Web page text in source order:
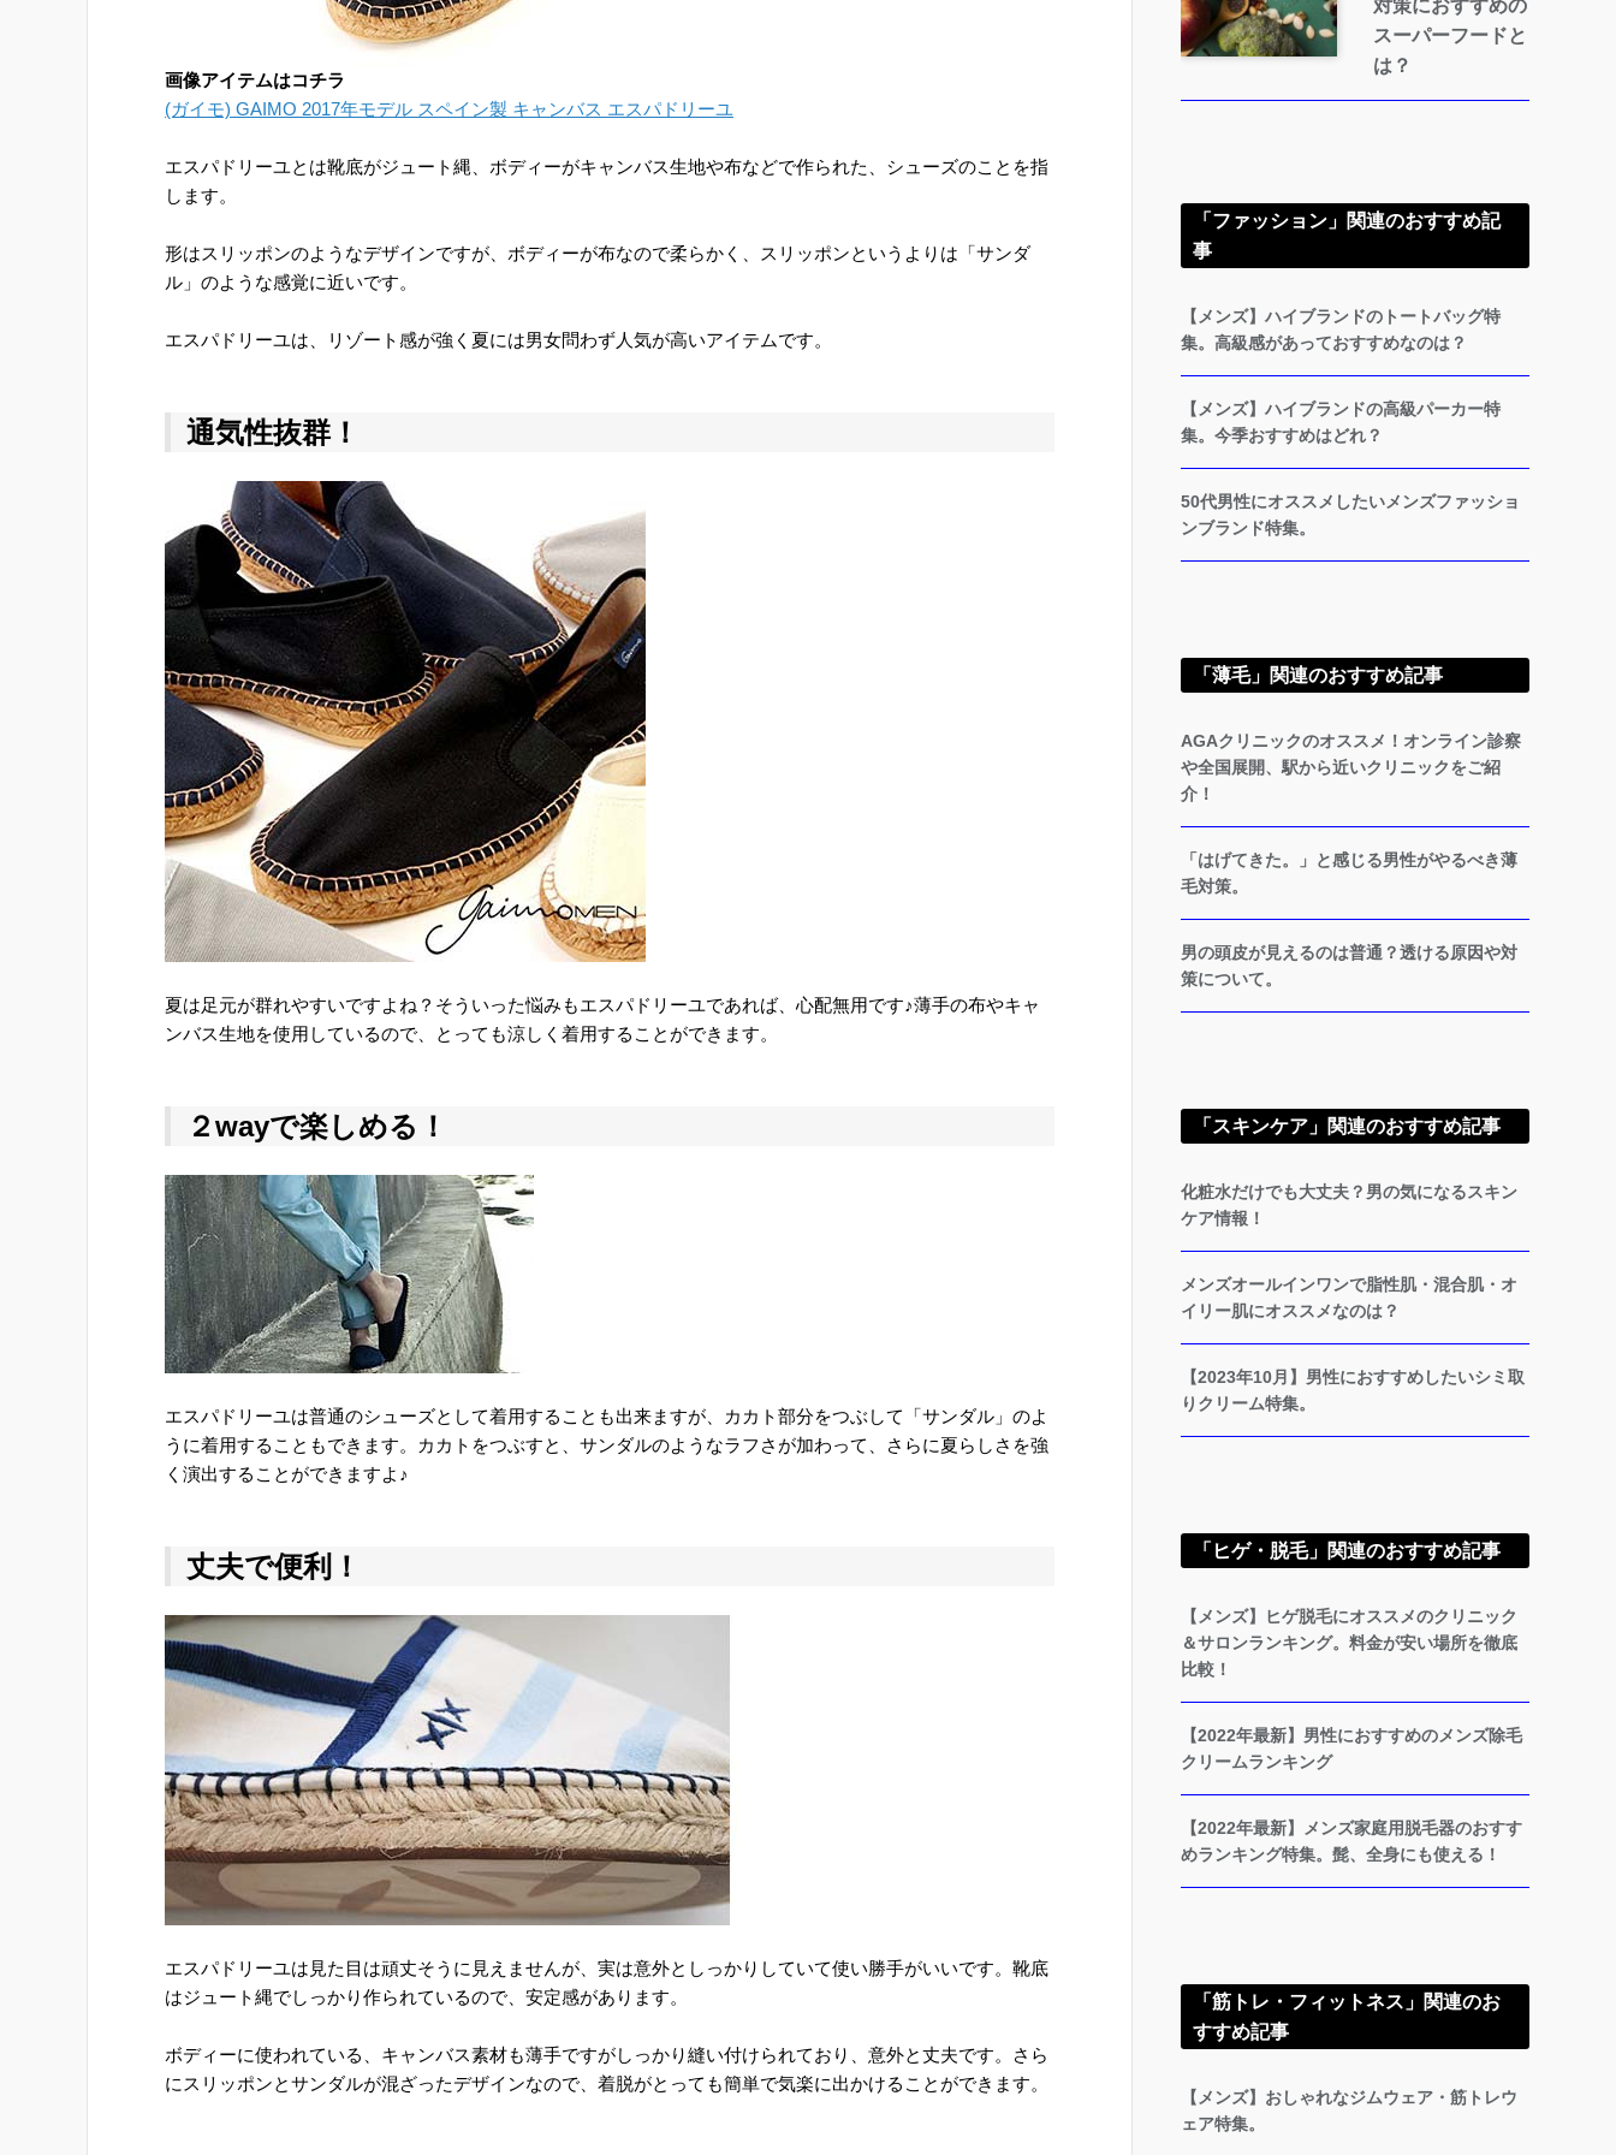
画像アイテムはコチラ
(ガイモ) GAIMO 2017年モデル スペイン製 キャンバス エスパドリーユ
エスパドリーユとは靴底がジュート縄、ボディーがキャンバス生地や布などで作られた、シューズのことを指
します。
形はスリッポンのようなデザインですが、ボディーが布なので柔らかく、スリッポンというよりは「サンダ
ル」のような感覚に近いです。
エスパドリーユは、リゾート感が強く夏には男女問わず人気が高いアイテムです。
通気性抜群！
夏は足元が群れやすいですよね？そういった悩みもエスパドリーユであれば、心配無用です♪薄手の布やキャ
ンバス生地を使用しているので、とっても涼しく着用することができます。
２wayで楽しめる！
エスパドリーユは普通のシューズとして着用することも出来ますが、カカト部分をつぶして「サンダル」のよ
うに着用することもできます。カカトをつぶすと、サンダルのようなラフさが加わって、さらに夏らしさを強
く演出することができますよ♪
丈夫で便利！
エスパドリーユは見た目は頑丈そうに見えませんが、実は意外としっかりしていて使い勝手がいいです。靴底
はジュート縄でしっかり作られているので、安定感があります。
ボディーに使われている、キャンバス素材も薄手ですがしっかり縫い付けられており、意外と丈夫です。さら
にスリッポンとサンダルが混ざったデザインなので、着脱がとっても簡単で気楽に出かけることができます。
対策におすすめの
スーパーフードと
は？
「ファッション」関連のおすすめ記
事
【メンズ】ハイブランドのトートバッグ特
集。高級感があっておすすめなのは？
【メンズ】ハイブランドの高級パーカー特
集。今季おすすめはどれ？
50代男性にオススメしたいメンズファッショ
ンブランド特集。
「薄毛」関連のおすすめ記事
AGAクリニックのオススメ！オンライン診察
や全国展開、駅から近いクリニックをご紹
介！
「はげてきた。」と感じる男性がやるべき薄
毛対策。
男の頭皮が見えるのは普通？透ける原因や対
策について。
「スキンケア」関連のおすすめ記事
化粧水だけでも大丈夫？男の気になるスキン
ケア情報！
メンズオールインワンで脂性肌・混合肌・オ
イリー肌にオススメなのは？
【2023年10月】男性におすすめしたいシミ取
りクリーム特集。
「ヒゲ・脱毛」関連のおすすめ記事
【メンズ】ヒゲ脱毛にオススメのクリニック
＆サロンランキング。料金が安い場所を徹底
比較！
【2022年最新】男性におすすめのメンズ除毛
クリームランキング
【2022年最新】メンズ家庭用脱毛器のおすす
めランキング特集。髭、全身にも使える！
「筋トレ・フィットネス」関連のお
すすめ記事
【メンズ】おしゃれなジムウェア・筋トレウ
ェア特集。